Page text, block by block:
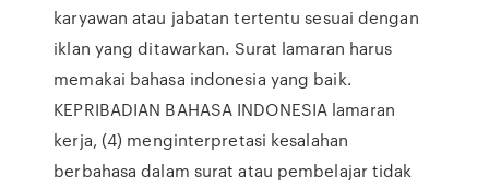
karyawan atau jabatan tertentu sesuai dengan
iklan yang ditawarkan. Surat lamaran harus
memakai bahasa indonesia yang baik.
KEPRIBADIAN BAHASA INDONESIA lamaran
kerja, (4) menginterpretasi kesalahan
berbahasa dalam surat atau pembelajar tidak